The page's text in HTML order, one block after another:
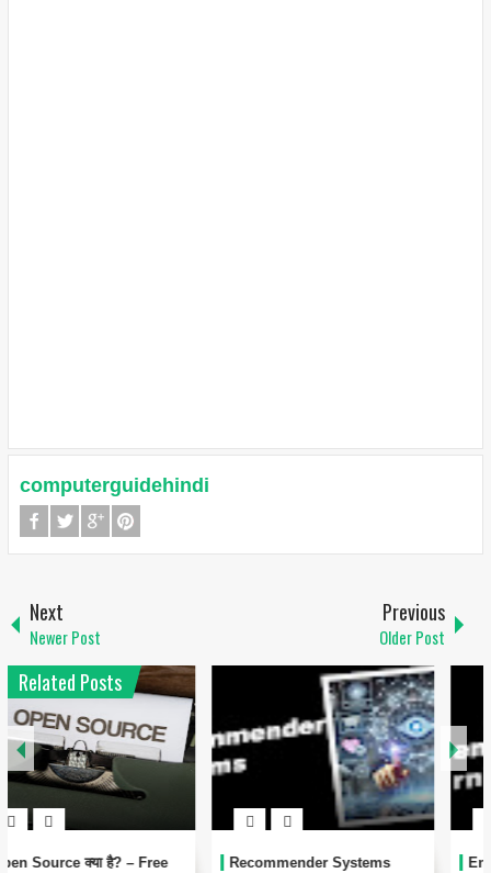
computerguidehindi
Next
Newer Post
Previous
Older Post
Related Posts
Ensemble Learning Meaning
Unsupervised Algorithms क्या